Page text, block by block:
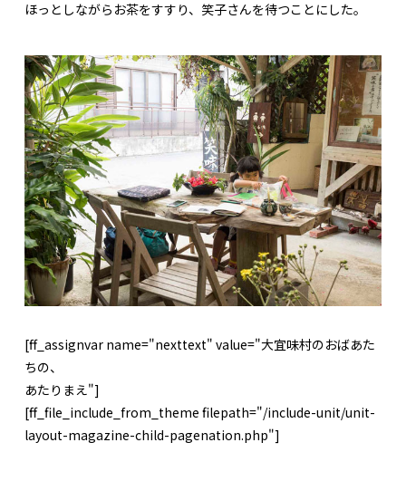
ほっとしながらお茶をすすり、笑子さんを待つことにした。
[ff_assignvar name="nexttext" value="大宜味村のおばあた
ちの、
あたりまえ"]
[ff_file_include_from_theme filepath="/include-unit/unit-
layout-magazine-child-pagenation.php"]